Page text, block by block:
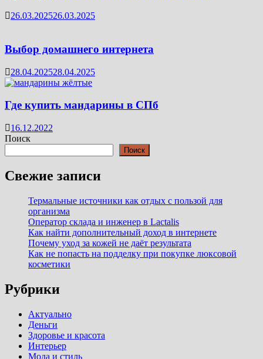
26.03.202526.03.2025
Выбор домашнего интернета
28.04.202528.04.2025
Где купить мандарины в СПб
16.12.2022
Поиск
Поиск
Свежие записи
Термальные источники как отдых с пользой для
организма
Оператор склада и инженер в Lactalis
Как найти дополнительный доход в интернете
Почему уход за кожей не даёт результата
Как не попасть на подделку при покупке люксовой
косметики
Рубрики
Актуально
Деньги
Здоровье и красота
Интерьер
Мода и стиль